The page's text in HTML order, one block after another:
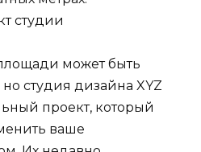
может быть
студия дизайна XYZ
проект, который
ваше